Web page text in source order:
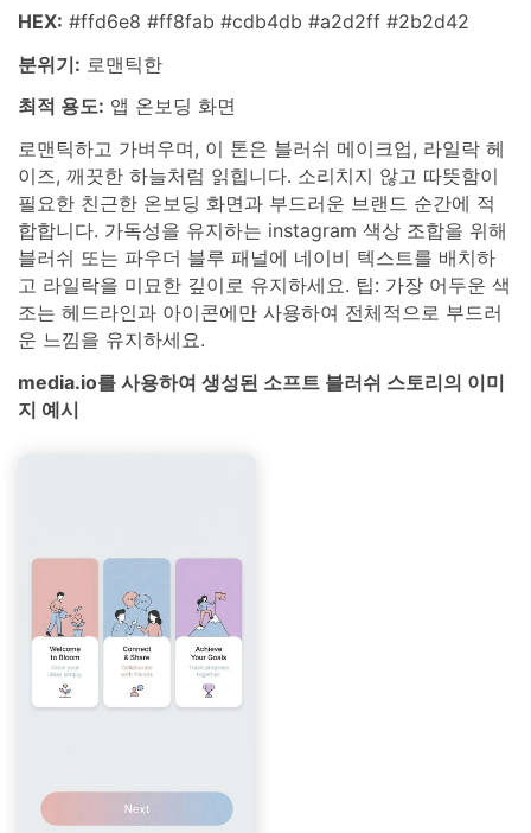
HEX: #ffd6e8 #ff8fab #cdb4db #a2d2ff #2b2d42
분위기: 로맨틱한
최적 용도: 앱 온보딩 화면
로맨틱하고 가벼우며, 이 톤은 블러쉬 메이크업, 라일락 헤
이즈, 깨끗한 하늘처럼 읽힙니다. 소리치지 않고 따뜻함이
필요한 친근한 온보딩 화면과 부드러운 브랜드 순간에 적
합합니다. 가독성을 유지하는 instagram 색상 조합을 위해
블러쉬 또는 파우더 블루 패널에 네이비 텍스트를 배치하
고 라일락을 미묘한 깊이로 유지하세요. 팁: 가장 어두운 색
조는 헤드라인과 아이콘에만 사용하여 전체적으로 부드러
운 느낌을 유지하세요.
media.io를 사용하여 생성된 소프트 블러쉬 스토리의 이미
지 예시